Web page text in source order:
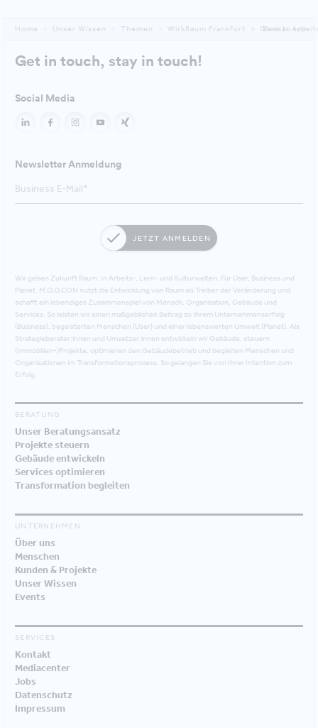
Home Unser Wissen Themen WirkRaum Frankfurt Glossar
Back to top
Get in touch, stay in touch!
Social Media
Newsletter Anmeldung
JETZT ANMELDEN
Wir geben Zukunft Raum. In Arbeits-, Lern- und Kulturwelten. Für User, Business und
Planet. M.O.O.CON nutzt die Entwicklung von Raum als Treiber der Veränderung und
schafft ein lebendiges Zusammenspiel von Mensch, Organisation, Gebäude und
Services. So leisten wir einen maßgeblichen Beitrag zu Ihrem Unternehmenserfolg
(Business), begeisterten Menschen (User) und einer lebenswerten Umwelt (Planet). Als
Strategieberater:innen und Umsetzer:innen entwickeln wir Gebäude, steuern
(Immobilien-)Projekte, optimieren den Gebäudebetrieb und begleiten Menschen und
Organisationen im Transformationsprozess. So gelangen Sie von Ihrer Intention zum
Erfolg.
BERATUNG
Unser Beratungsansatz
Projekte steuern
Gebäude entwickeln
Services optimieren
Transformation begleiten
UNTERNEHMEN
Über uns
Menschen
Kunden & Projekte
Unser Wissen
Events
SERVICES
Kontakt
Mediacenter
Jobs
Datenschutz
Impressum